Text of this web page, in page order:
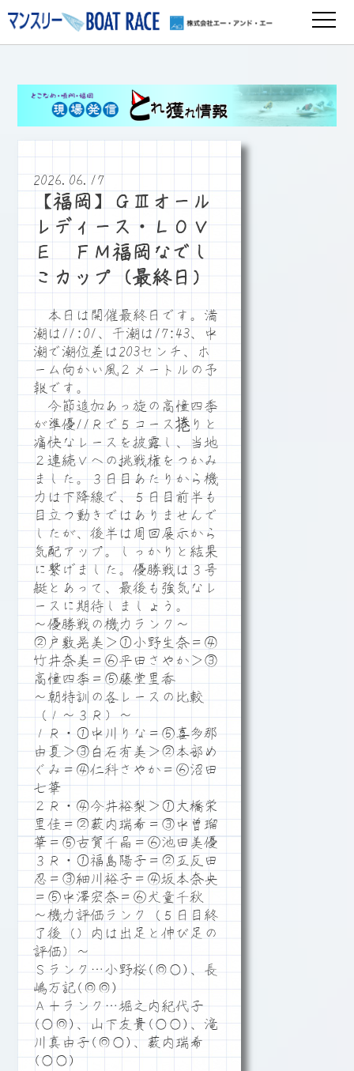
2026.06.17
【福岡】ＧⅢオール
レディース・ＬＯＶ
Ｅ ＦＭ福岡なでし
こカップ（最終日）
本日は開催最終日です。満
潮は11:01、干潮は17:43、中
潮で潮位差は203センチ、ホ
ーム向かい風２メートルの予
報です。
今節追加あっ旋の高憧四季
が準優11Ｒで５コース捲りと
痛快なレースを披露し、当地
２連続Ｖへの挑戦権をつかみ
ました。３日目あたりから機
力は下降線で、５日目前半も
目立つ動きではありませんで
したが、後半は周回展示から
気配アップ。しっかりと結果
に繋げました。優勝戦は３号
艇とあって、最後も強気なレ
ースに期待しましょう。
～優勝戦の機力ランク～
②戸敷晃美＞①小野生奈＝④
竹井奈美＝⑥平田さやか＞③
高憧四季＝⑤藤堂里香
～朝特訓の各レースの比較
（１～３Ｒ）～
１Ｒ・①中川りな＝⑤喜多那
由夏＞③白石有美＞②本部め
ぐみ＝④仁科さやか＝⑥沼田
七華
２Ｒ・④今井裕梨＞①大橋栄
里佳＝②薮内瑞希＝③中曽瑠
華＝⑤古賀千晶＝⑥池田美優
３Ｒ・①福島陽子＝②五反田
忍＝③細川裕子＝④坂本奈央
＝⑤中澤宏奈＝⑥犬童千秋
～機力評価ランク（５日目終
了後（）内は出足と伸び足の
評価）～
Ｓランク…小野桜(◎○)、長
嶋万記(◎◎)
Ａ＋ランク…堀之内紀代子
(○◎)、山下友貴(○○)、滝
川真由子(◎○)、薮内瑞希
(○○)